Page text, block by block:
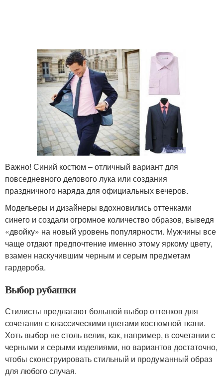
Важно! Синий костюм – отличный вариант для
повседневного делового лука или создания
праздничного наряда для официальных вечеров.
Модельеры и дизайнеры вдохновились оттенками
синего и создали огромное количество образов, выведя
«двойку» на новый уровень популярности. Мужчины все
чаще отдают предпочтение именно этому яркому цвету,
взамен наскучившим черным и серым предметам
гардероба.
Выбор рубашки
Стилисты предлагают большой выбор оттенков для
сочетания с классическими цветами костюмной ткани.
Хоть выбор не столь велик, как, например, в сочетании с
черными и серыми изделиями, но вариантов достаточно,
чтобы сконструировать стильный и продуманный образ
для любого случая.